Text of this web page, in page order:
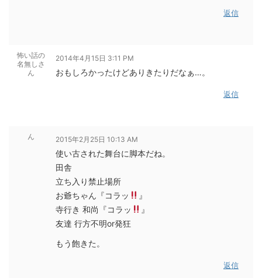
返信
怖い話の
名無しさ
ん
2014年4月15日 3:11 PM
おもしろかったけどありきたりだなぁ…。
返信
ん 2015年2月25日 10:13 AM
使い古された舞台に脚本だね。
田舎
立ち入り禁止場所
お爺ちゃん『コラッ
』
寺行き 和尚『コラッ
』
友達 行方不明or発狂
もう飽きた。
返信